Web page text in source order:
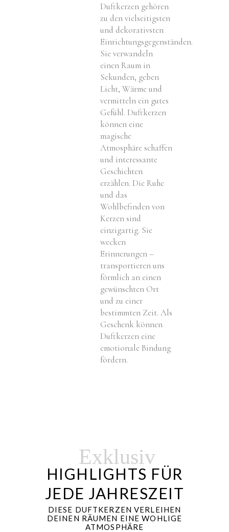
Duftkerzen gehören
zu den vielseitigsten
und dekorativsten
Einrichtungsgegenständen.
Sie verwandeln
einen Raum in
Sekunden, geben
Licht, Wärme und
vermitteln ein gutes
Gefühl. Duftkerzen
können eine
magische
Atmosphäre schaffen
und interessante
Geschichten
erzählen. Die Ruhe
und das
Wohlbefinden von
Kerzen sind
einzigartig. Sie
wecken
Erinnerungen –
transportieren uns
förmlich an einen
gewünschten Ort
und zu einer
bestimmten Zeit. Als
Geschenk können
Duftkerzen eine
emotionale Bindung
fördern.
Exklusiv
HIGHLIGHTS FÜR
JEDE JAHRESZEIT
DIESE DUFTKERZEN VERLEIHEN
DEINEN RÄUMEN EINE WOHLIGE
ATMOSPHÄRE